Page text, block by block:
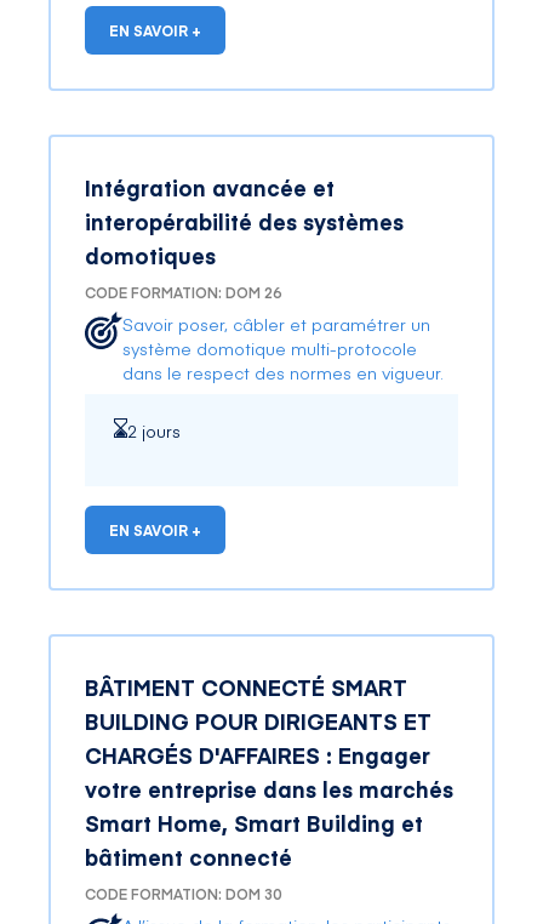
EN SAVOIR +
Intégration avancée et
interopérabilité des systèmes
domotiques
CODE FORMATION: DOM 26
Savoir poser, câbler et paramétrer un
système domotique multi-protocole
dans le respect des normes en vigueur.
2 jours
EN SAVOIR +
BÂTIMENT CONNECTÉ SMART
BUILDING POUR DIRIGEANTS ET
CHARGÉS D'AFFAIRES : Engager
votre entreprise dans les marchés
Smart Home, Smart Building et
bâtiment connecté
CODE FORMATION: DOM 30